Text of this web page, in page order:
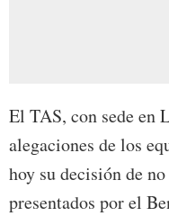
El TAS, con sede en
alegaciones de los
hoy su decisión de
presentados por el